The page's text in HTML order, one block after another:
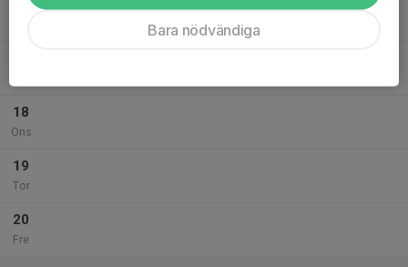
18
Ons
19
Tor
20
Fre
Bara nödvändiga